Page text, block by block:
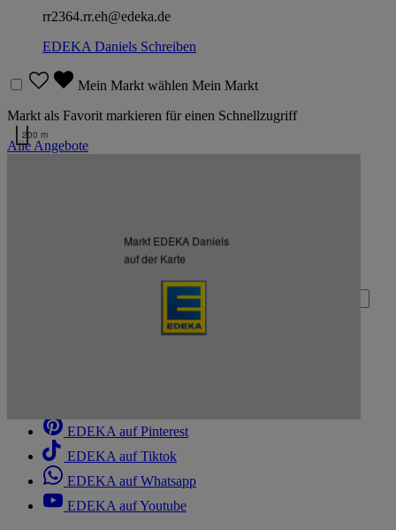
rr2364.rr.eh@edeka.de
EDEKA Daniels Schreiben
Mein Markt wählen Mein Markt
Markt als Favorit markieren für einen Schnellzugriff
Alle Angebote
Markt EDEKA Daniels
auf der Karte
200 m
Zum Newsletter anmelden
Deine E-Mail-Adresse (Pflichtfeld)
EDEKA auf Pinterest
EDEKA auf Tiktok
EDEKA auf Whatsapp
EDEKA auf Youtube